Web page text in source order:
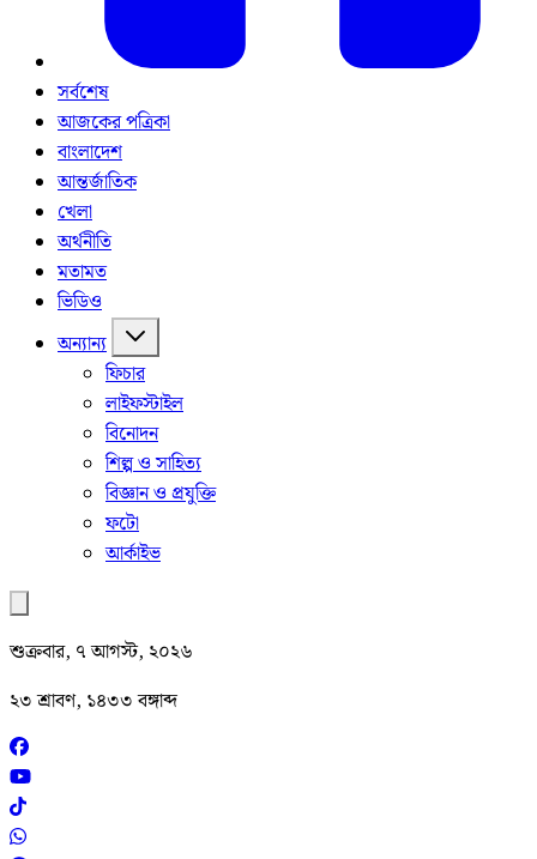
সর্বশেষ
আজকের পত্রিকা
বাংলাদেশ
আন্তর্জাতিক
খেলা
অর্থনীতি
মতামত
ভিডিও
অন্যান্য
ফিচার
লাইফস্টাইল
বিনোদন
শিল্প ও সাহিত্য
বিজ্ঞান ও প্রযুক্তি
ফটো
আর্কাইভ
শুক্রবার, ৭ আগস্ট, ২০২৬
২৩ শ্রাবণ, ১৪৩৩ বঙ্গাব্দ